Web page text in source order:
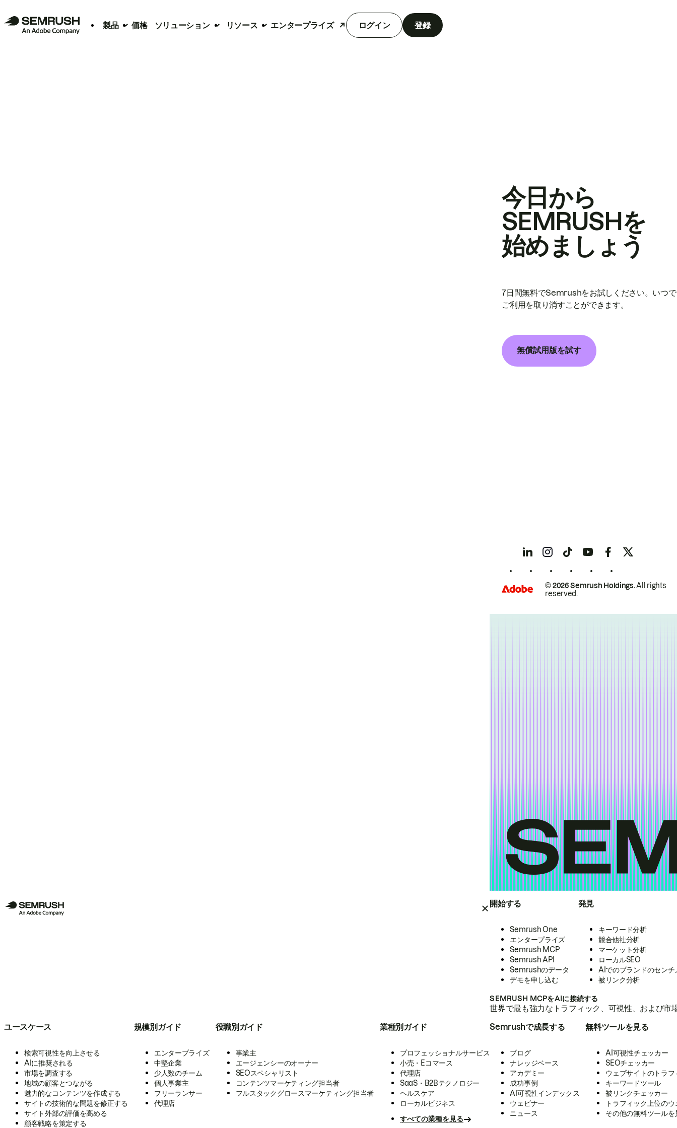
製品 価格 ソリューション リソース エンタープライズ ログイン 登録
開始する
Semrush One
エンタープライズ
Semrush MCP
Semrush API
Semrushのデータ
デモを申し込む
発見
キーワード分析
競合他社分析
マーケット分析
ローカルSEO
AIでのブランドのセンチ
被リンク分析
SEMRUSH MCPをAIに接続する
世界で最も強力なトラフィック、可視性、および
ユースケース
検索可視性を向上させる
AIに推奨される
市場を調査する
地域の顧客とつながる
魅力的なコンテンツを作成する
サイトの技術的な問題を修正する
サイト外部の評価を高める
顧客戦略を策定する
規模別ガイド
エンタープライズ
中堅企業
少人数のチーム
個人事業主
フリーランサー
代理店
役職別ガイド
事業主
エージェンシーのオーナー
SEOスペシャリスト
コンテンツマーケティング担当者
フルスタックグロースマーケティング担当者
業種別ガイド
プロフェッショナルサービス
小売・Eコマース
代理店
SaaS・B2Bテクノロジー
ヘルスケア
ローカルビジネス
すべての業種を見る
Semrushで成長する
ブログ
ナレッジベース
アカデミー
成功事例
AI可視性インデックス
ウェビナー
ニュース
無料ツールを見る
AI可視性チェッカー
SEOチェッカー
ウェブサイトのトラ
キーワードツール
被リンクチェッカー
トラフィック上位の
その他の無料ツールを
今日から
SEMRUSHを
始めましょう
7日間無料でSemrushをお試しください。いつ
ご利用を取り消すことができます。
無償試用版を試す
© 2026 Semrush Holdings.All rights
reserved.